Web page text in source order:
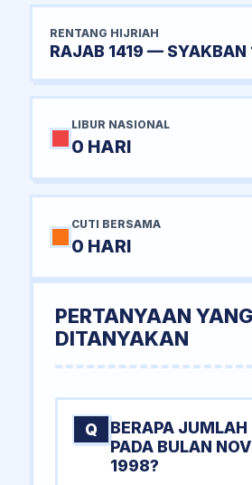
RENTANG HIJRIAH
RAJAB 1419 — SYAKBAN
LIBUR NASIONAL
0 HARI
CUTI BERSAMA
0 HARI
PERTANYAAN
DITANYAKAN
Q
BERAPA JUMLAH
PADA BULAN
1998?